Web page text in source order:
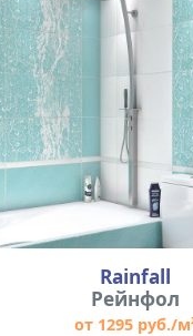
Rainfall
Рейнфол
от 1295 руб./